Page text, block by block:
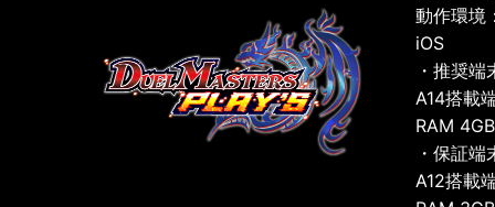
動作環境
iOS
・推奨端
A14搭載
RAM
・保証端
A12搭載